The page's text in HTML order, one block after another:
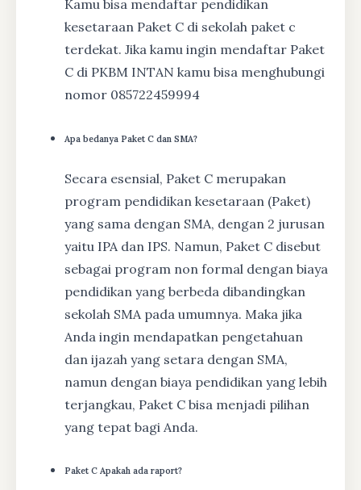
Kamu bisa mendaftar pendidikan
kesetaraan Paket C di sekolah paket c
terdekat. Jika kamu ingin mendaftar Paket
C di PKBM INTAN kamu bisa menghubungi
nomor 085722459994
Apa bedanya Paket C dan SMA?
Secara esensial, Paket C merupakan
program pendidikan kesetaraan (Paket)
yang sama dengan SMA, dengan 2 jurusan
yaitu IPA dan IPS. Namun, Paket C disebut
sebagai program non formal dengan biaya
pendidikan yang berbeda dibandingkan
sekolah SMA pada umumnya. Maka jika
Anda ingin mendapatkan pengetahuan
dan ijazah yang setara dengan SMA,
namun dengan biaya pendidikan yang lebih
terjangkau, Paket C bisa menjadi pilihan
yang tepat bagi Anda.
Paket C Apakah ada raport?